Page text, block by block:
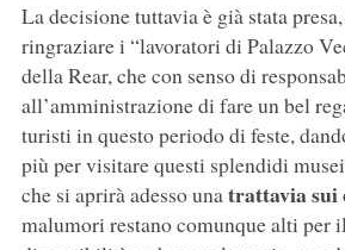
La decisione tuttavia è già stata
ringraziare i “lavoratori di Palazzo
della Rear, che con senso di
all’amministrazione di fare un bel
turisti in questo periodo di feste,
più per visitare questi splendidi
che si aprirà adesso unatrattavia sui
malumori restano comunque alti per